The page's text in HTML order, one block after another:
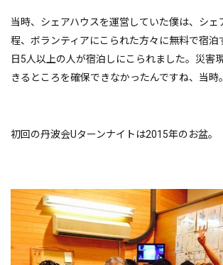
当時、シェアハウスを運営していた僕は、シェ
程、ボランティアにこられた方々に無料で宿泊
日5人以上の人が宿泊しにこられました。災害
きるところを確保できなかったんですね、当時。
初回の丹波会Uターンナイトは2015年のお盆。